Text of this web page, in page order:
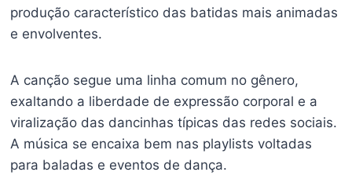
produção característico das batidas mais animadas
e envolventes.
A canção segue uma linha comum no gênero,
exaltando a liberdade de expressão corporal e a
viralização das dancinhas típicas das redes sociais.
A música se encaixa bem nas playlists voltadas
para baladas e eventos de dança.